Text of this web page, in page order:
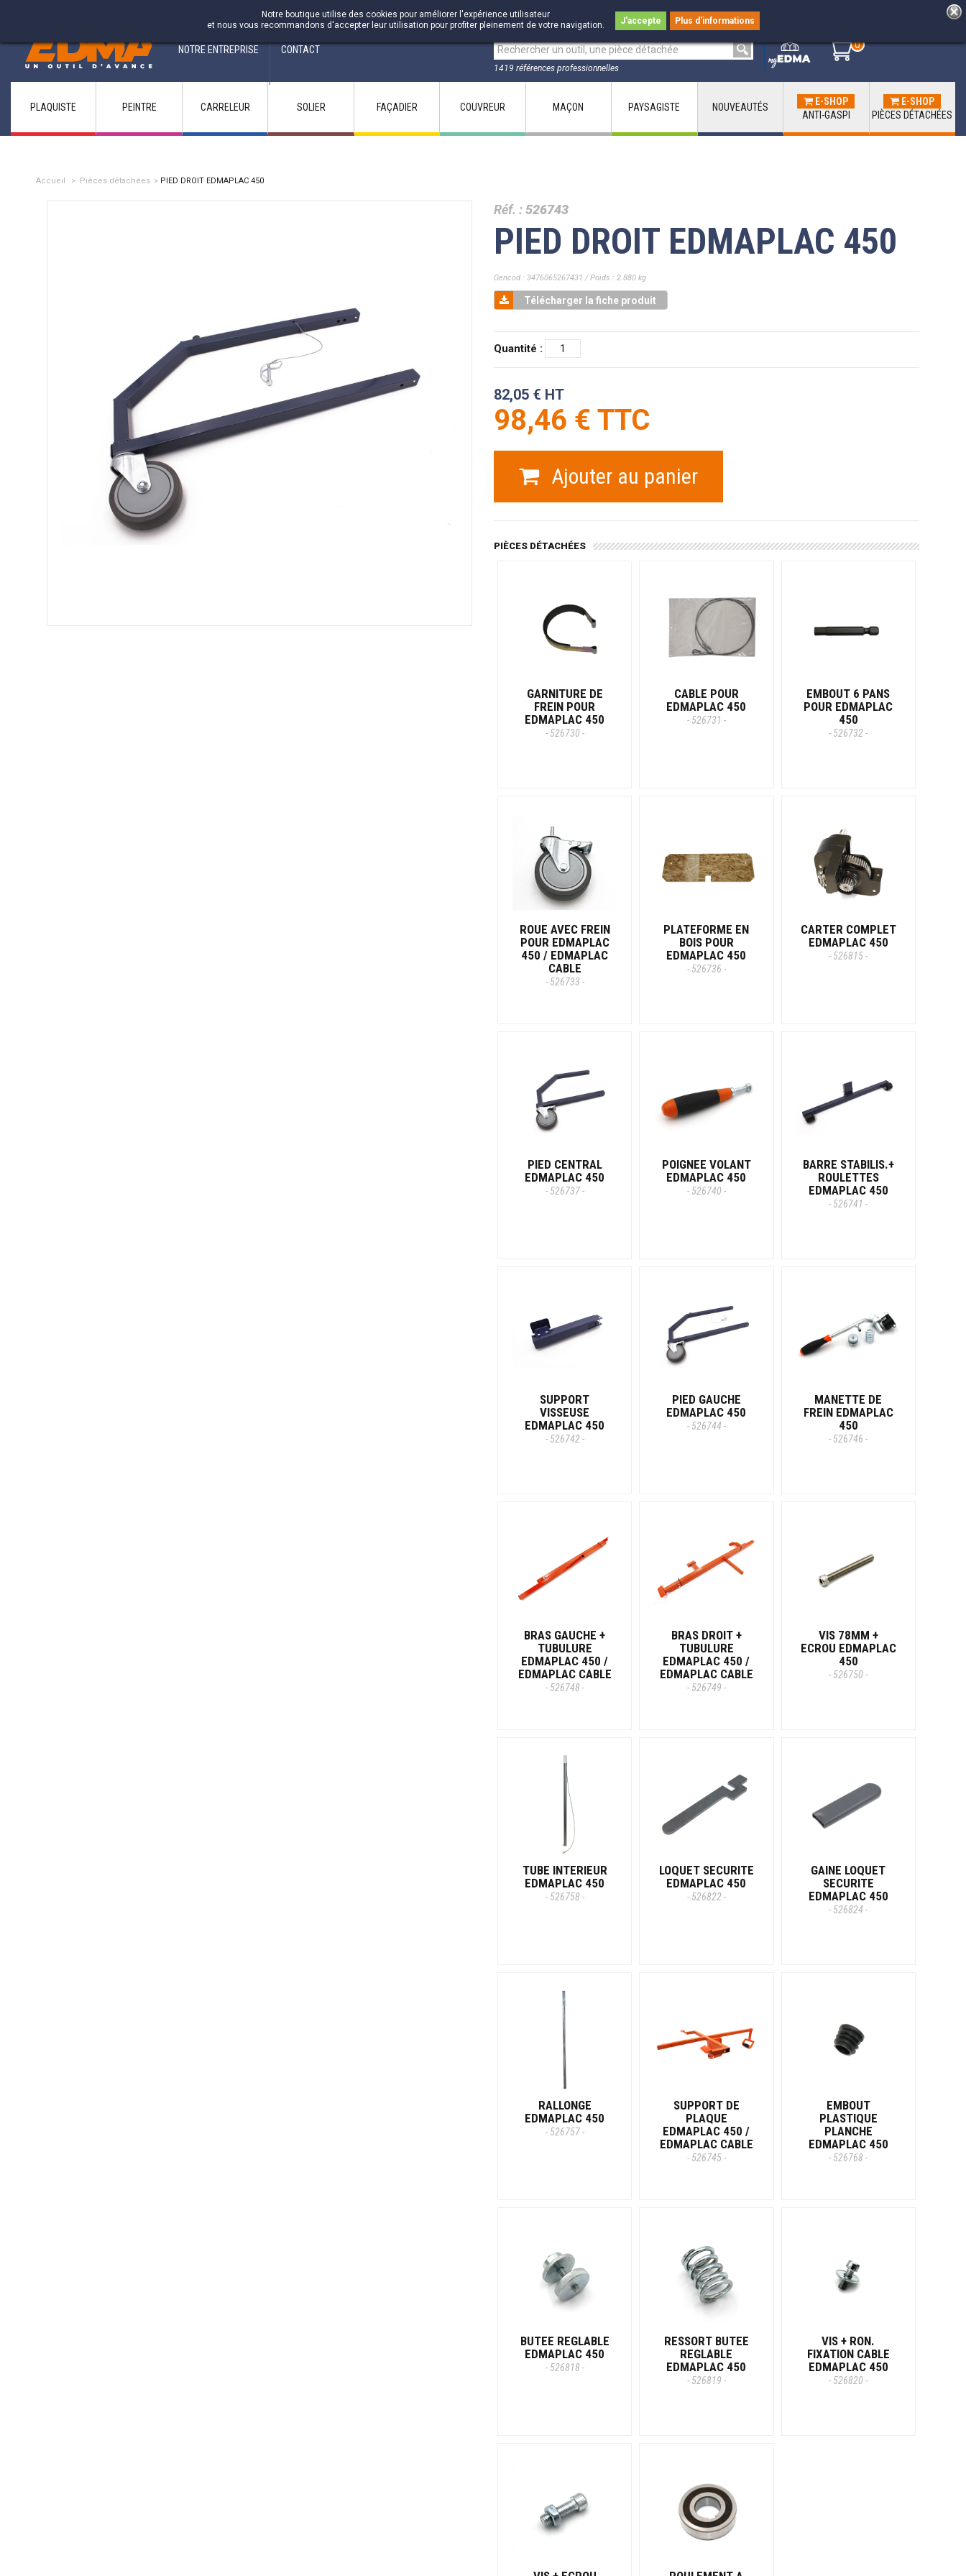
NOTRE ENTREPRISE CONTACT
1419 références professionnelles
0
0
Notre boutique utilise des cookies pour améliorer l'expérience utilisateur
et nous vous recommandons d'accepter leur utilisation pour profiter pleinement de votre navigation.
J'accepte Plus d'informations
PLAQUISTE PEINTRE CARRELEUR SOLIER FAÇADIER COUVREUR MAÇON PAYSAGISTE NOUVEAUTÉS
E-SHOP
ANTI-GASPI
E-SHOP
PIÈCES DÉTACHÉES
Accueil > Pièces détachées > PIED DROIT EDMAPLAC 450
Réf. :526743
PIED DROIT EDMAPLAC 450
Gencod : 3476065267431 / Poids : 2.880 kg
Télécharger la fiche produit
Quantité :
82,05 € HT
98,46 € TTC
Ajouter au panier
PIÈCES DÉTACHÉES
GARNITURE DE
FREIN POUR
EDMAPLAC 450
- 526730 -
CABLE POUR
EDMAPLAC 450
- 526731 -
EMBOUT 6 PANS
POUR EDMAPLAC
450
- 526732 -
ROUE AVEC FREIN
POUR EDMAPLAC
450 / EDMAPLAC
CABLE
- 526733 -
PLATEFORME EN
BOIS POUR
EDMAPLAC 450
- 526736 -
CARTER COMPLET
EDMAPLAC 450
- 526815 -
PIED CENTRAL
EDMAPLAC 450
- 526737 -
POIGNEE VOLANT
EDMAPLAC 450
- 526740 -
BARRE STABILIS.+
ROULETTES
EDMAPLAC 450
- 526741 -
SUPPORT
VISSEUSE
EDMAPLAC 450
- 526742 -
PIED GAUCHE
EDMAPLAC 450
- 526744 -
MANETTE DE
FREIN EDMAPLAC
450
- 526746 -
BRAS GAUCHE +
TUBULURE
EDMAPLAC 450 /
EDMAPLAC CABLE
- 526748 -
BRAS DROIT +
TUBULURE
EDMAPLAC 450 /
EDMAPLAC CABLE
- 526749 -
VIS 78MM +
ECROU EDMAPLAC
450
- 526750 -
TUBE INTERIEUR
EDMAPLAC 450
- 526758 -
LOQUET SECURITE
EDMAPLAC 450
- 526822 -
GAINE LOQUET
SECURITE
EDMAPLAC 450
- 526824 -
RALLONGE
EDMAPLAC 450
- 526757 -
SUPPORT DE
PLAQUE
EDMAPLAC 450 /
EDMAPLAC CABLE
- 526745 -
EMBOUT
PLASTIQUE
PLANCHE
EDMAPLAC 450
- 526768 -
BUTEE REGLABLE
EDMAPLAC 450
- 526818 -
RESSORT BUTEE
REGLABLE
EDMAPLAC 450
- 526819 -
VIS + RON.
FIXATION CABLE
EDMAPLAC 450
- 526820 -